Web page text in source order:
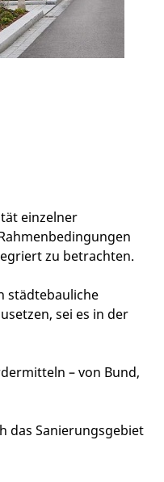
einzelner
zu betrachten.
städtebauliche
sei es in der
– von Bund,
das Sanierungsgebiet